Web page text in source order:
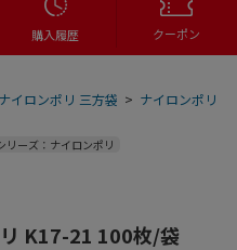
購入履歴 クーポン
ナイロンポリ 三方袋 > ナイロンポリ
リーズ：ナイロンポリ
K17-21 100枚/袋